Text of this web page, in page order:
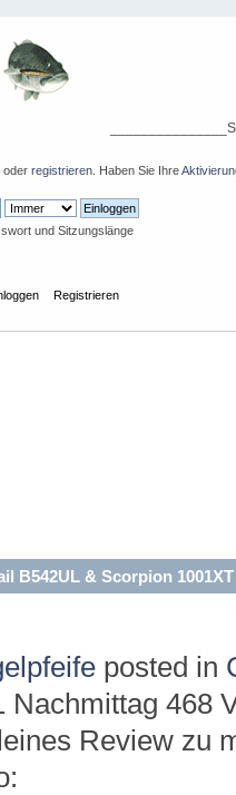
oder registrieren . Haben Sie Ihre
und Sitzungslänge
Registrieren
B542UL & Scorpion 1001XT
posted in
Nachmittag 468
Review zu